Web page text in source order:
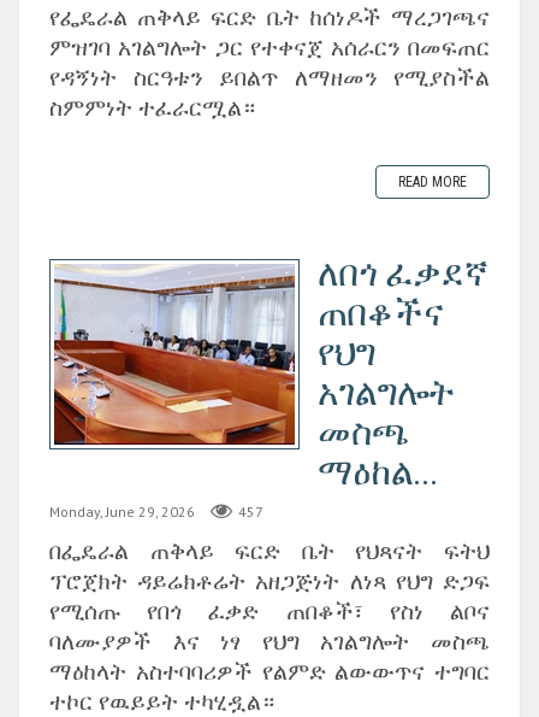
‎የፌዴራል ጠቅላይ ፍርድ ቤት ከሰነዶች ማረጋገጫና
ምዝገባ አገልግሎት ጋር የተቀናጀ አሰራርን በመፍጠር
የዳኝነት ስርዓቱን ይበልጥ ለማዘመን የሚያስችል
ስምምነት ተፈራርሟል።
READ MORE
ለበጎ ፈቃደኛ
ጠበቆችና
የህግ
አገልግሎት
መስጫ
ማዕከል...
Monday, June 29, 2026 457
በፌዴራል ጠቅላይ ፍርድ ቤት የህጻናት ፍትህ
ፕሮጀክት ዳይሬክቶሬት አዘጋጅነት ለነጻ የህግ ድጋፍ
የሚሰጡ የበጎ ፈቃድ ጠበቆች፣ የስነ ልቦና
ባለሙያዎች እና ነፃ የህግ አገልግሎት መስጫ
ማዕከላት አስተባባሪዎች የልምድ ልውውጥና ተግባር
ተኮር የዉይይት ተካሂዷል።